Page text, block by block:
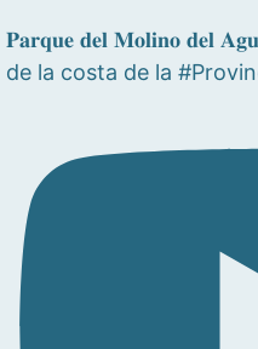
𝐏𝐚𝐫𝐪𝐮𝐞 𝐝𝐞𝐥 𝐌𝐨𝐥𝐢𝐧𝐨 𝐝𝐞𝐥
de la costa de la